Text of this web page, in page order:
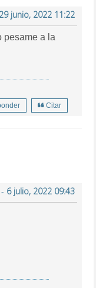
29 junio, 2022 11:22
pesame a la
Citar
6 julio, 2022 09:43